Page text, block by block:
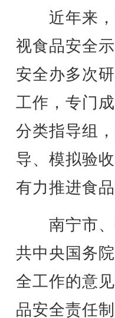
近年来，
视食品安全
安全办多次
工作，专门
分类指导组
导、模拟验
有力推进食
南宁市、
共中央国务
全工作的意
品安全责任